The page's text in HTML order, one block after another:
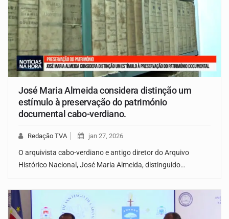
José Maria Almeida considera distinção um
estímulo à preservação do património
documental cabo-verdiano.
Redação TVA jan 27, 2026
O arquivista cabo-verdiano e antigo diretor do Arquivo
Histórico Nacional, José Maria Almeida, distinguido…